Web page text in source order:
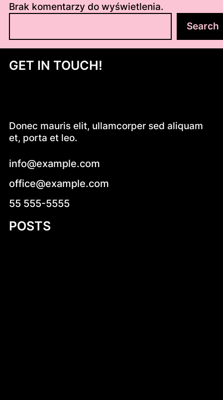
Brak komentarzy do wyświetlenia.
u
a
Search
GET IN TOUCH!
Donec mauris elit, ullamcorper sed aliquam
et, porta et leo.
info@example.com
office@example.com
55 555-5555
POSTS